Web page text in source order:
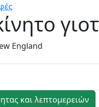
γιοτ
England
και λεπτομερειών